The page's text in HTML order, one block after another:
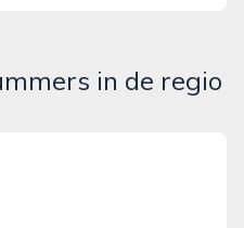
in de regio